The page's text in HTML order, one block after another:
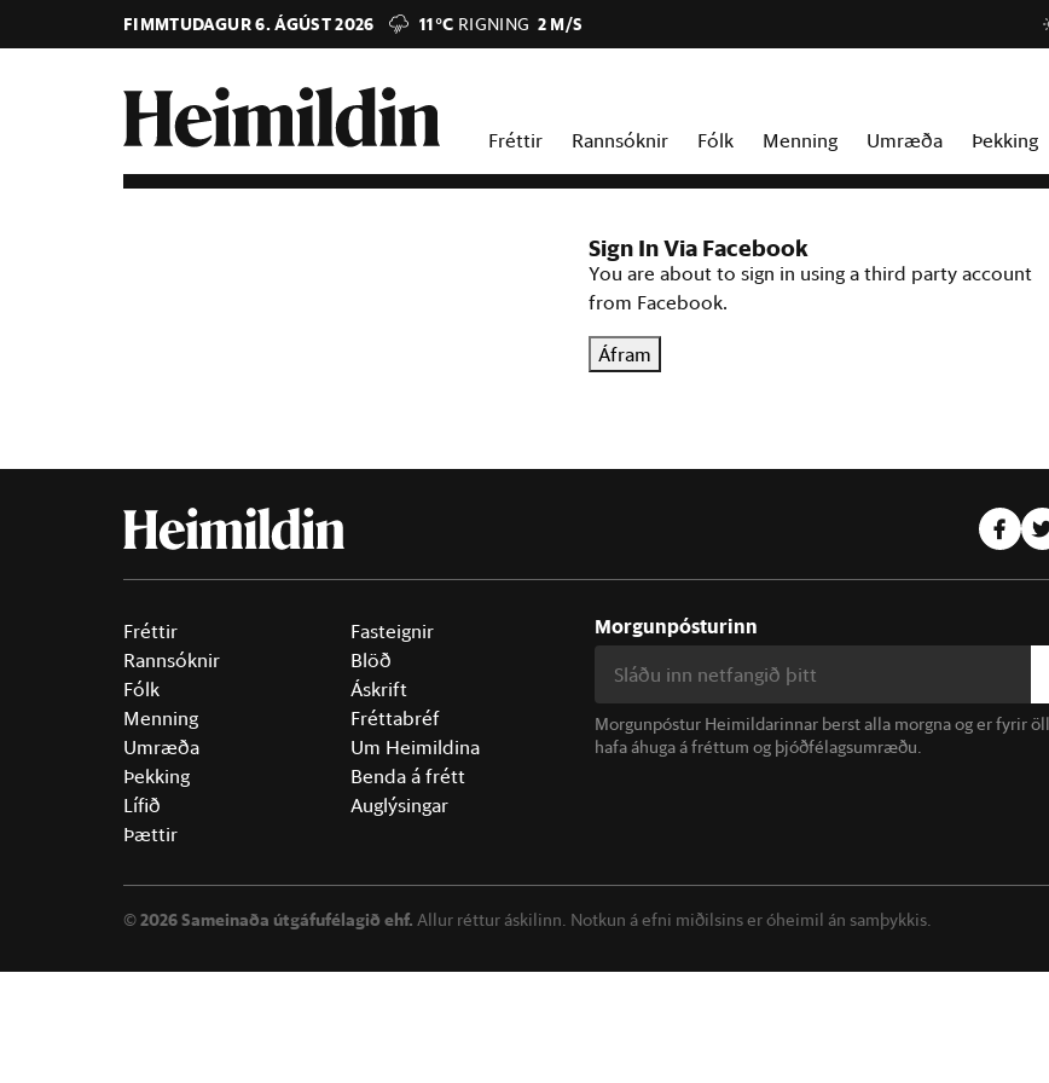
FIMMTUDAGUR 6. ÁGÚST 2026 11°C RIGNING 2 M/S
Fréttir Rannsóknir Fólk Menning Umræða Þekking
Sign In Via Facebook
You are about to sign in using a third party account
from Facebook.
Áfram
Fréttir
Rannsóknir
Fólk
Menning
Umræða
Þekking
Lífið
Þættir
Fasteignir
Blöð
Áskrift
Fréttabréf
Um Heimildina
Benda á frétt
Auglýsingar
Morgunpósturinn
Morgunpóstur Heimildarinnar berst alla morgna og er fyrir
hafa áhuga á fréttum og þjóðfélagsumræðu.
©2026 Sameinaða útgáfufélagið ehf. Allur réttur áskilinn. Notkun á efni miðilsins er óheimil án samþykkis.